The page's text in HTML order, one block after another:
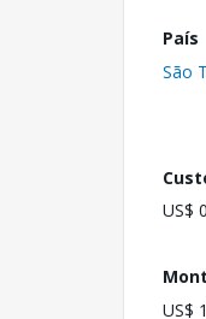
País
São
US$
US$